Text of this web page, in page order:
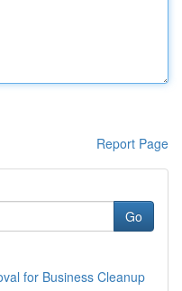
Report Page
Go
for Business Cleanup